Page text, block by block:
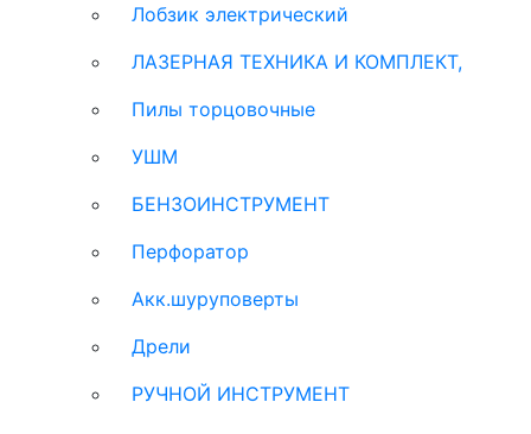
Лобзик электрический
ЛАЗЕРНАЯ ТЕХНИКА И КОМПЛЕКТ,
Пилы торцовочные
УШМ
БЕНЗОИНСТРУМЕНТ
Перфоратор
Акк.шуруповерты
Дрели
РУЧНОЙ ИНСТРУМЕНТ